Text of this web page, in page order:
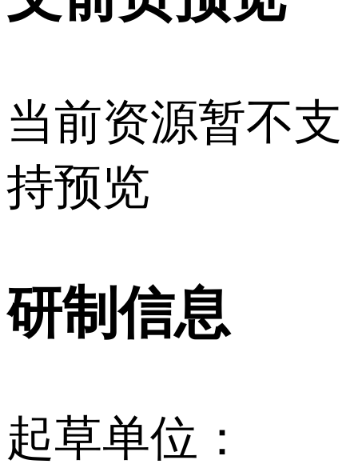
当前资源暂不支
持预览
研制信息
起草单位：